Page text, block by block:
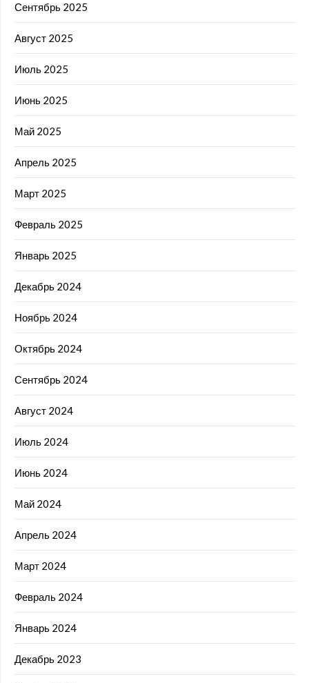
Сентябрь 2025
Август 2025
Июль 2025
Июнь 2025
Май 2025
Апрель 2025
Март 2025
Февраль 2025
Январь 2025
Декабрь 2024
Ноябрь 2024
Октябрь 2024
Сентябрь 2024
Август 2024
Июль 2024
Июнь 2024
Май 2024
Апрель 2024
Март 2024
Февраль 2024
Январь 2024
Декабрь 2023